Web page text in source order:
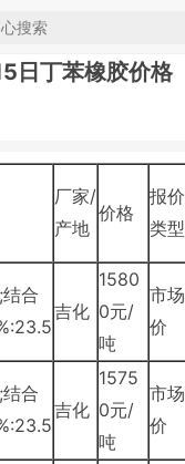
日丁苯橡胶价格
厂家/
产地
价格
报价
类型
合
吉化
1580
0元/
吨
市场
价
合
吉化
1575
0元/
吨
市场
价